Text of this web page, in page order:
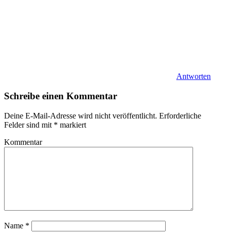
Antworten
Schreibe einen Kommentar
Deine E-Mail-Adresse wird nicht veröffentlicht. Erforderliche
Felder sind mit * markiert
Kommentar
Name *